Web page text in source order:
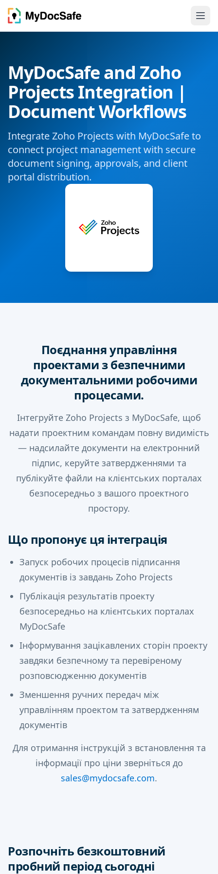
MyDocSafe and Zoho
Projects Integration |
Document Workflows
Integrate Zoho Projects with MyDocSafe to
connect project management with secure
document signing, approvals, and client
portal distribution.
Поєднання управління
проектами з безпечними
документальними робочими
процесами.
Інтегруйте Zoho Projects з MyDocSafe, щоб
надати проектним командам повну видимість
— надсилайте документи на електронний
підпис, керуйте затвердженнями та
публікуйте файли на клієнтських порталах
безпосередньо з вашого проектного
простору.
Що пропонує ця інтеграція
Запуск робочих процесів підписання
документів із завдань Zoho Projects
Публікація результатів проекту
безпосередньо на клієнтських порталах
MyDocSafe
Інформування зацікавлених сторін проекту
завдяки безпечному та перевіреному
розповсюдженню документів
Зменшення ручних передач між
управлінням проектом та затвердженням
документів
Для отримання інструкцій з встановлення та
інформації про ціни зверніться до
sales@mydocsafe.com.
Розпочніть безкоштовний
пробний період сьогодні